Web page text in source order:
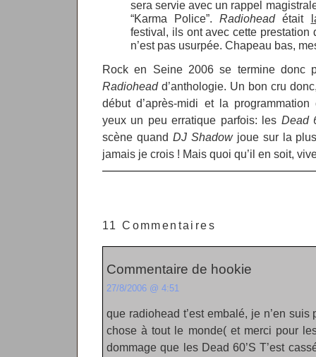
sera servie avec un rappel
“Karma Police”.Radioheadétait
festival, ils ont avec cette prestation
n’est pas usurpée. Chapeau bas,
Rock en Seine 2006 se termine donc
Radioheadd’anthologie. Un bon cru
début d’après-midi et la
yeux un peu erratique parfois: les Dead
scène quand DJ Shadowjoue sur la plus
jamais je crois ! Mais quoi qu’il en soit,
11 Commentaires
Commentaire de hookie
27/8/2006 @ 4:51
que radiohead t’est embalé, je n’en
chose à tout le monde( et merci pour
dommage que les Dead 60’S T’est